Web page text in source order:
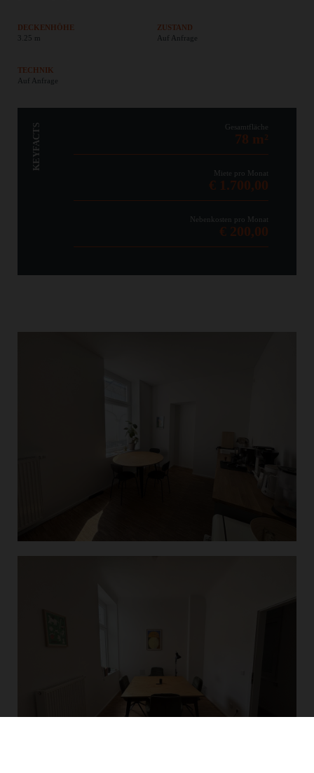
DECKENHÖHE
3.25 m
ZUSTAND
Auf Anfrage
TECHNIK
Auf Anfrage
Gesamtfläche
78 m²
Miete pro Monat
€ 1.700,00
Nebenkosten pro Monat
€ 200,00
KEYFACTS